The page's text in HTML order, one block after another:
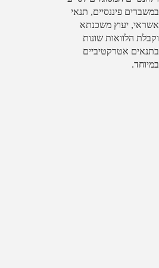
במשברים פיננסיים, תנאי
אשראי, יעוץ משכנתא
וקבלת הלוואות שונות
בתנאים אטרקטיביים
במיוחד.